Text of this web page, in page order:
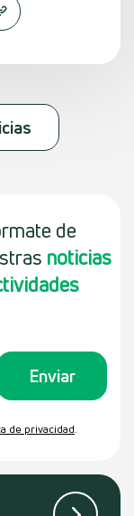
de
noticias
de privacidad.